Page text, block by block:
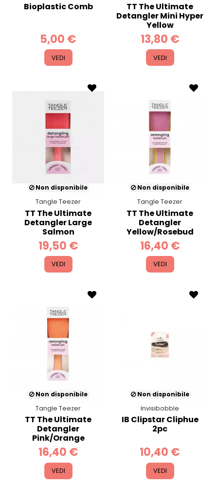
Bioplastic Comb
5,00 €
VEDI
TT The Ultimate
Detangler Mini Hyper
Yellow
13,80 €
VEDI
Non disponibile
Tangle Teezer
TT The Ultimate
Detangler Large
Salmon
19,50 €
VEDI
Non disponibile
Tangle Teezer
TT The Ultimate
Detangler
Yellow/Rosebud
16,40 €
VEDI
Non disponibile
Tangle Teezer
TT The Ultimate
Detangler
Pink/Orange
16,40 €
VEDI
Non disponibile
Invisibobble
IB Clipstar Cliphue
2pc
10,40 €
VEDI